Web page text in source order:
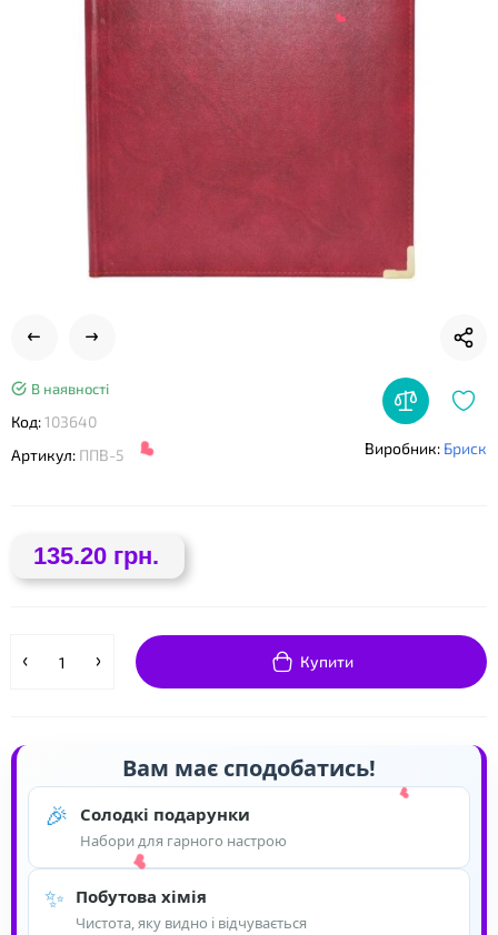
В наявності
Код:103640
Артикул: ППВ-5 Виробник: Бриск
135.20 грн.
Купити
Вам має сподобатись!
🎉 Солодкі подарунки
Набори для гарного настрою
✨ Побутова хімія
Чистота, яку видно і відчувається
❤
❤